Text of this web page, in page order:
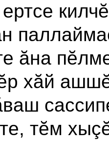
ăна
хăй
тĕм